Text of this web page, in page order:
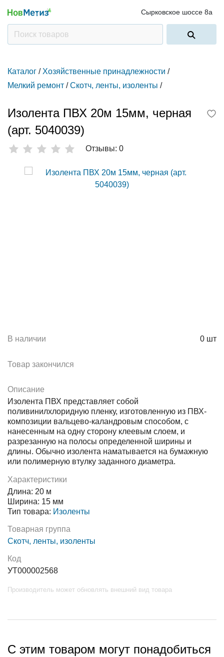
Сырковское шоссе 8а
Каталог / Хозяйственные принадлежности /
Мелкий ремонт / Скотч, ленты, изоленты /
Изолента ПВХ 20м 15мм, черная
(арт. 5040039)
Отзывы: 0
В наличии 0 шт
Товар закончился
Описание
Изолента ПВХ представляет собой
поливинилхлоридную пленку, изготовленную из ПВХ-
композиции вальцево-каландровым способом, с
нанесенным на одну сторону клеевым слоем, и
разрезанную на полосы определенной ширины и
длины. Обычно изолента наматывается на бумажную
или полимерную втулку заданного диаметра.
Характеристики
Длина: 20 м
Ширина: 15 мм
Тип товара: Изоленты
Товарная группа
Скотч, ленты, изоленты
Код
УТ000002568
Производитель может обновлять внешний вид товара
С этим товаром могут понадобиться